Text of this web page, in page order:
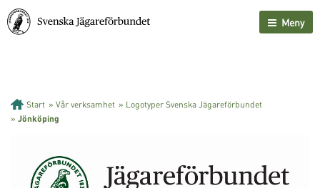
Meny
Start » Vår verksamhet » Logotyper Svenska Jägareförbundet
» Jönköping